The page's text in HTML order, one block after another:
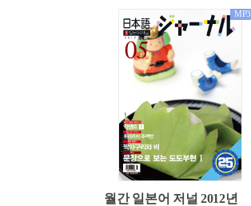
MP3
월간 일본어 저널 2012년